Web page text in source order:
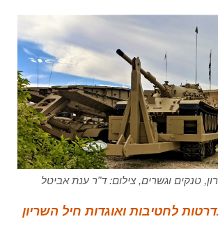
טנקים וגשרים, צילום: ד"ר ענת אביטל
לחטיבות ואוגדות חיל השריון